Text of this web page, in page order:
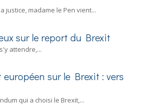
justice, madame le Pen vient...
sur le report du Brexit
attendre,...
européen sur le Brexit : vers
qui a choisi le Brexit,...